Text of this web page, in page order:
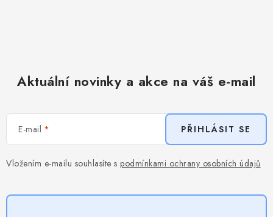
Aktuální novinky a akce na váš e-mail
E-mail
Vložením e-mailu souhlasíte s podmínkami ochrany osobních údajů
PŘIHLÁSIT SE